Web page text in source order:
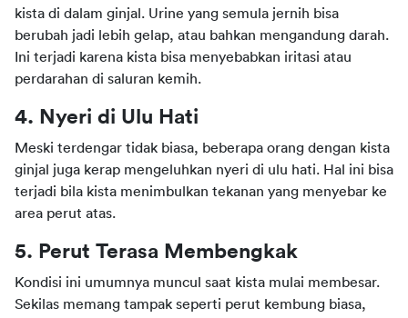
kista di dalam ginjal. Urine yang semula jernih bisa
berubah jadi lebih gelap, atau bahkan mengandung darah.
Ini terjadi karena kista bisa menyebabkan iritasi atau
perdarahan di saluran kemih.
4. Nyeri di Ulu Hati
Meski terdengar tidak biasa, beberapa orang dengan kista
ginjal juga kerap mengeluhkan nyeri di ulu hati. Hal ini bisa
terjadi bila kista menimbulkan tekanan yang menyebar ke
area perut atas.
5. Perut Terasa Membengkak
Kondisi ini umumnya muncul saat kista mulai membesar.
Sekilas memang tampak seperti perut kembung biasa,